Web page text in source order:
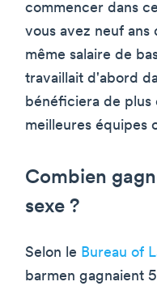
commencer dans
vous avez neuf ans
même salaire de
travaillait d'abord
bénéficiera de plus
meilleures équipes
Combien
sexe ?
Selon le Bureau of
barmen gagnaient